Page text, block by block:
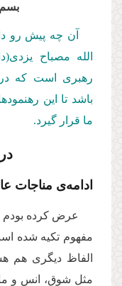
بسم
آن چه پیش رو
الله مصباح
رهبری است كه در تاریخ
باشد تا این
ما قرار گیرد.
ادامه‌ی مناجات
عرض كرده بودم
مفهوم تكیه شده
الفاظ دیگری هم
مثل شوق، انس و